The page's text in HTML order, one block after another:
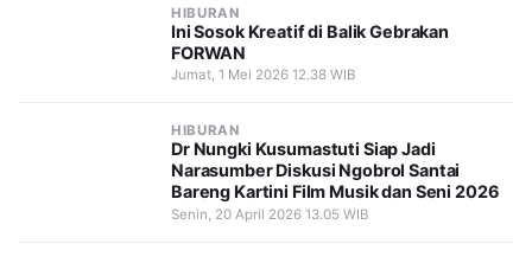
HIBURAN
Ini Sosok Kreatif di Balik Gebrakan
FORWAN
Jumat, 1 Mei 2026 12.38 WIB
HIBURAN
Dr Nungki Kusumastuti Siap Jadi
Narasumber Diskusi Ngobrol Santai
Bareng Kartini Film Musik dan Seni 2026
Senin, 20 April 2026 13.05 WIB